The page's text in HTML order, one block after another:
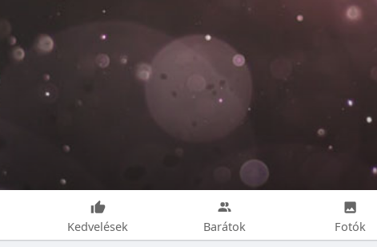
Kedvelések Barátok Fotók